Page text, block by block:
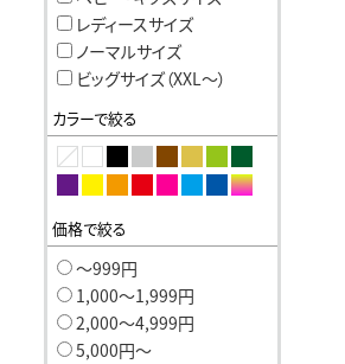
レディースサイズ
ノーマルサイズ
ビッグサイズ（XXL〜）
カラーで絞る
価格で絞る
〜999円
1,000〜1,999円
2,000〜4,999円
5,000円〜